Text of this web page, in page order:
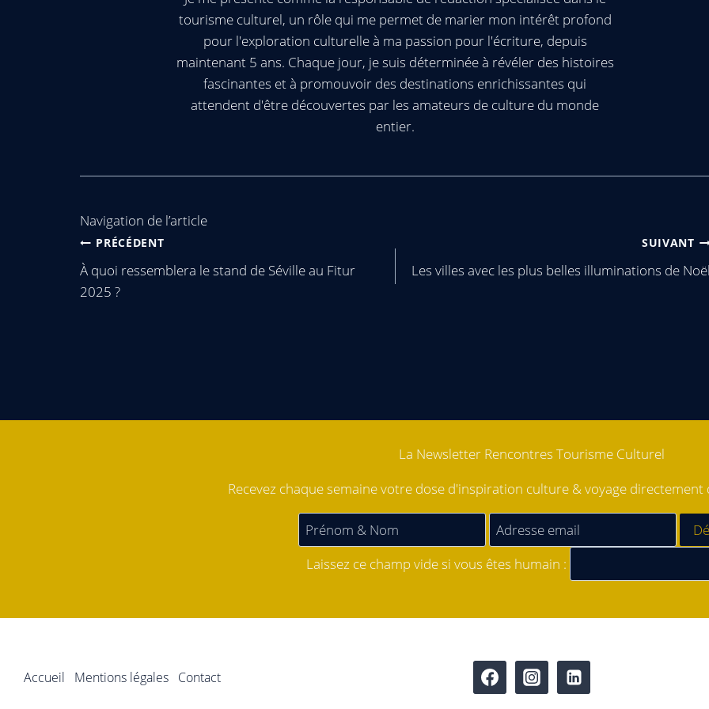
tourisme culturel, un rôle qui me permet de marier mon intérêt profond
pour l'exploration culturelle à ma passion pour l'écriture, depuis
maintenant 5 ans. Chaque jour, je suis déterminée à révéler des histoires
fascinantes et à promouvoir des destinations enrichissantes qui
attendent d'être découvertes par les amateurs de culture du monde
entier.
Navigation de l’article
PRÉCÉDENT
À quoi ressemblera le stand de Séville au Fitur
2025 ?
SUIVANT
Les villes avec les plus belles illuminations de
La Newsletter Rencontres Tourisme Culturel
Recevez chaque semaine votre dose d'inspiration culture & voyage
Laissez ce champ vide si vous êtes humain :
Accueil Mentions légales Contact